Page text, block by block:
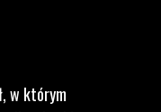
w którym